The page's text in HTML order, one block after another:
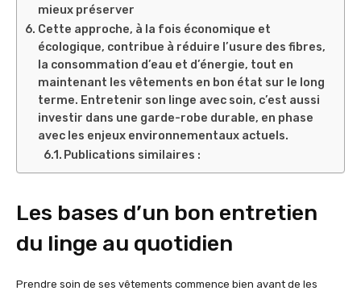
mieux préserver
Cette approche, à la fois économique et
écologique, contribue à réduire l’usure des fibres,
la consommation d’eau et d’énergie, tout en
maintenant les vêtements en bon état sur le long
terme. Entretenir son linge avec soin, c’est aussi
investir dans une garde-robe durable, en phase
avec les enjeux environnementaux actuels.
Publications similaires :
Les bases d’un bon entretien
du linge au quotidien
Prendre soin de ses vêtements commence bien avant de les